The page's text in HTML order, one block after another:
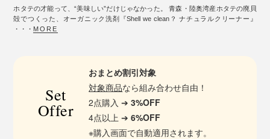
ホタテの才能って、“美味しい”だけじゃなかった。 青森・陸奥湾産ホタテの廃貝
殻でつくった、オーガニック洗剤『Shell we clean？ ナチュラルクリーナー』
・・・ MORE
Set
Offer
おまとめ割引対象
対象商品なら組み合わせ自由！
2点購入 ➔3%OFF
4点以上 ➔6%OFF
※購入画面で自動適用されます。